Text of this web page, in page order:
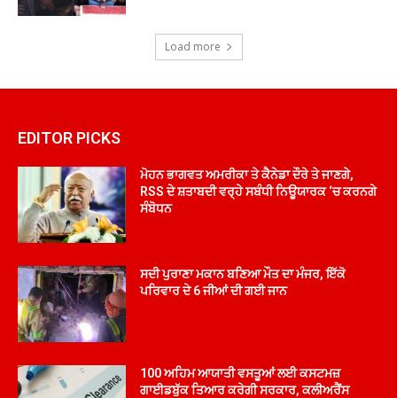
Load more
EDITOR PICKS
ਮੋਹਨ ਭਾਗਵਤ ਅਮਰੀਕਾ ਤੇ ਕੈਨੇਡਾ ਦੌਰੇ ਤੇ ਜਾਣਗੇ,
RSS ਦੇ ਸ਼ਤਾਬਦੀ ਵਰ੍ਹੇ ਸਬੰਧੀ ਨਿਊਯਾਰਕ ‘ਚ ਕਰਨਗੇ
ਸੰਬੋਧਨ
ਸਦੀ ਪੁਰਾਣਾ ਮਕਾਨ ਬਣਿਆ ਮੌਤ ਦਾ ਮੰਜਰ, ਇੱਕੋ
ਪਰਿਵਾਰ ਦੇ 6 ਜੀਆਂ ਦੀ ਗਈ ਜਾਨ
100 ਅਹਿਮ ਆਯਾਤੀ ਵਸਤੂਆਂ ਲਈ ਕਸਟਮਜ਼
ਗਾਈਡਬੁੱਕ ਤਿਆਰ ਕਰੇਗੀ ਸਰਕਾਰ, ਕਲੀਅਰੈਂਸ